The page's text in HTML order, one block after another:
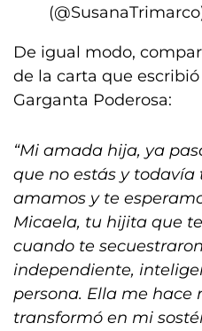
De igual modo,
de la carta que
Garganta Poderosa:
“Mi amada hija, ya
que no estás y todavía
amamos y te
Micaela, tu hijita que
cuando te
independiente,
persona. Ella me hace
transformó en mi